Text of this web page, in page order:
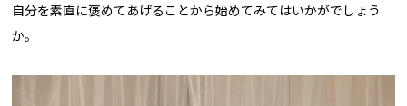
自分を素直に褒めてあげることから始めてみてはいかがでしょう
か。